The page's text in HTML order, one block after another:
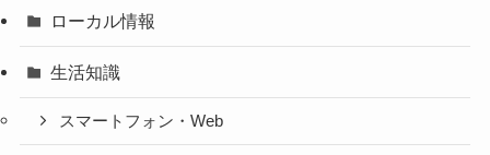
ローカル情報
生活知識
スマートフォン・Web